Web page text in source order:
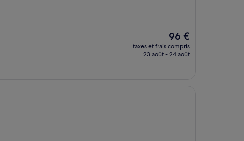
Le
nouveau
prix
96 €
taxes et frais compris
23 août - 24 août